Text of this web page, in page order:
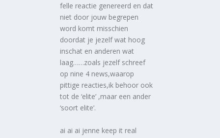
felle reactie genereerd en dat
niet door jouw begrepen
word komt misschien
doordat je jezelf wat hoog
inschat en anderen wat
laag……zoals jezelf schreef
op nine 4 news,waarop
pittige reacties,ik behoor ook
tot de ‘elite’ ,maar een ander
‘soort elite’.
ai ai ai jenne keep it real